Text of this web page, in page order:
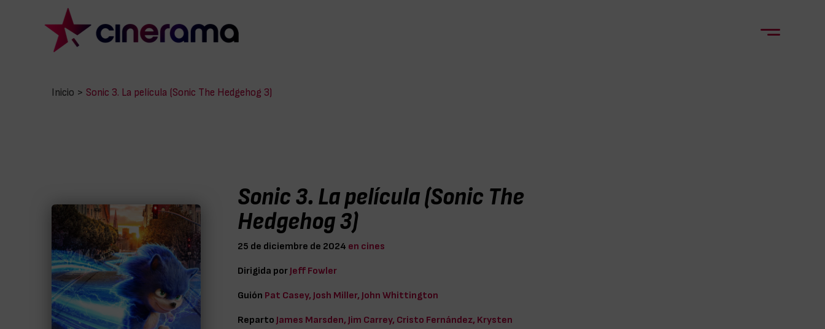
Inicio > Sonic 3. La película (Sonic The Hedgehog 3)
Sonic 3. La película (Sonic The
Hedgehog 3)
25 de diciembre de 2024 en cines
Dirigida por Jeff Fowler
Guión Pat Casey, Josh Miller, John Whittington
Reparto James Marsden, Jim Carrey, Cristo Fernández, Krysten